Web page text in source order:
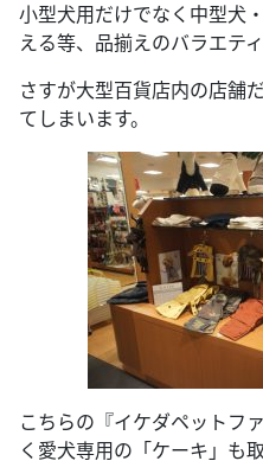
小型犬用だけでなく中型犬
える等、品揃えのバラエテ
さすが大型百貨店内の店舗
てしまいます。
こちらの『イケダペットフ
く愛犬専用の「ケーキ」も